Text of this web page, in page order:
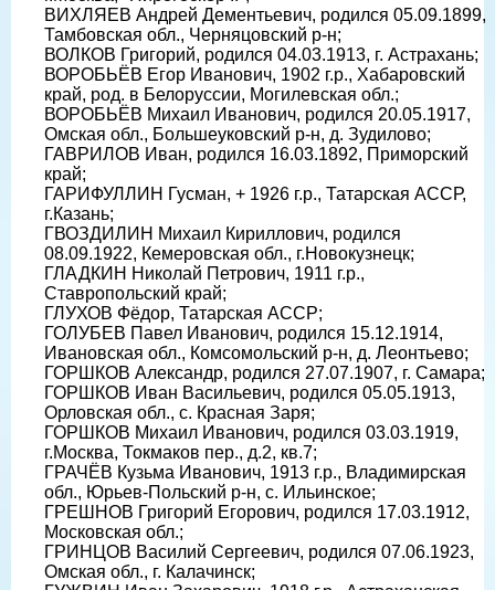
ВИХЛЯЕВ Андрей Дементьевич, родился 05.09.1899,
Тамбовская обл., Черняцовский р-н;
ВОЛКОВ Григорий, родился 04.03.1913, г. Астрахань;
ВОРОБЬЁВ Егор Иванович, 1902 г.р., Хабаровский
край, род. в Белоруссии, Могилевская обл.;
ВОРОБЬЁВ Михаил Иванович, родился 20.05.1917,
Омская обл., Большеуковский р-н, д. Зудилово;
ГАВРИЛОВ Иван, родился 16.03.1892, Приморский
край;
ГАРИФУЛЛИН Гусман, + 1926 г.р., Татарская АССР,
г.Казань;
ГВОЗДИЛИН Михаил Кириллович, родился
08.09.1922, Кемеровская обл., г.Новокузнецк;
ГЛАДКИН Николай Петрович, 1911 г.р.,
Ставропольский край;
ГЛУХОВ Фёдор, Татарская АССР;
ГОЛУБЕВ Павел Иванович, родился 15.12.1914,
Ивановская обл., Комсомольский р-н, д. Леонтьево;
ГОРШКОВ Александр, родился 27.07.1907, г. Самара;
ГОРШКОВ Иван Васильевич, родился 05.05.1913,
Орловская обл., с. Красная Заря;
ГОРШКОВ Михаил Иванович, родился 03.03.1919,
г.Москва, Токмаков пер., д.2, кв.7;
ГРАЧЁВ Кузьма Иванович, 1913 г.р., Владимирская
обл., Юрьев-Польский р-н, с. Ильинское;
ГРЕШНОВ Григорий Егорович, родился 17.03.1912,
Московская обл.;
ГРИНЦОВ Василий Сергеевич, родился 07.06.1923,
Омская обл., г. Калачинск;